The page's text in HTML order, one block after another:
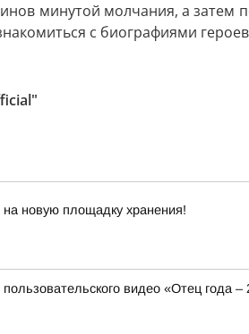
минутой молчания, а затем
с биографиями
на новую площадку хранения!
видео «Отец года –